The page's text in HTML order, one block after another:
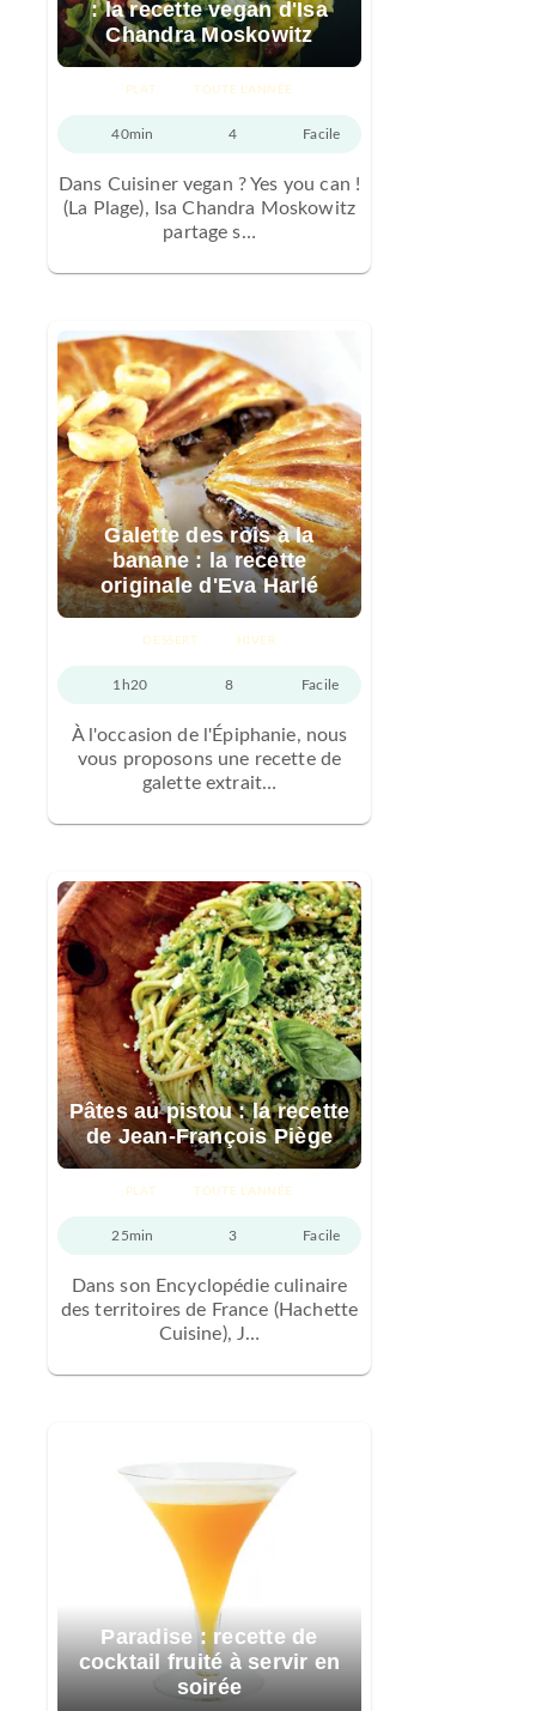
: la recette vegan d'Isa
Chandra Moskowitz
PLAT TOUTE L'ANNÉE
40min 4 Facile
Dans Cuisiner vegan ? Yes you can !
(La Plage), Isa Chandra Moskowitz
partage s…
Galette des rois à la
banane : la recette
originale d'Eva Harlé
DESSERT HIVER
1h20 8 Facile
À l'occasion de l'Épiphanie, nous
vous proposons une recette de
galette extrait…
Pâtes au pistou : la recette
de Jean-François Piège
PLAT TOUTE L'ANNÉE
25min 3 Facile
Dans son Encyclopédie culinaire
des territoires de France (Hachette
Cuisine), J…
Paradise : recette de
cocktail fruité à servir en
soirée